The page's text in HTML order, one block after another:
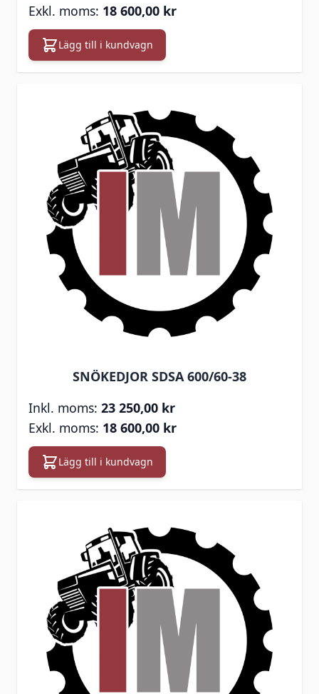
18 600,00 kr
Lägg till i kundvagn
SNÖKEDJOR SDSA 600/60-38
23 250,00 kr
18 600,00 kr
Lägg till i kundvagn